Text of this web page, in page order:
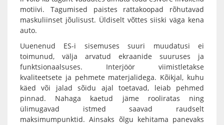
motiivi. Tagumised paistes rattakoopad rõhutavad
maskuliinset jõulisust. Üldiselt võttes siiski väga kena
auto.
Uuenenud ES-i sisemuses suuri muudatusi ei
toimunud, välja arvatud ekraanide suuruses ja
funktsionaalsuses. Interjöör viimistletakse
kvaliteetsete ja pehmete materjalidega. Kõikjal, kuhu
käed või jalad sõidu ajal toetavad, leiab pehmed
pinnad. Nahaga kaetud jäme rooliratas ning
ülimugavad istmed saavad raudselt
maksimumpunktid. Ainsaks õlgu kehitama panevaks